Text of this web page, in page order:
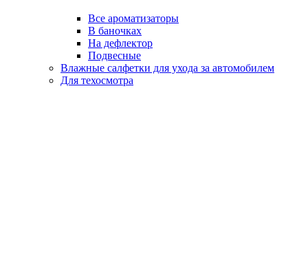
Все ароматизаторы
В баночках
На дефлектор
Подвесные
Влажные салфетки для ухода за автомобилем
Для техосмотра